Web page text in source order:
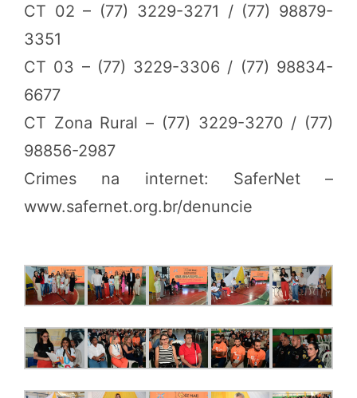
CT 02 – (77) 3229-3271 / (77) 98879-
3351
CT 03 – (77) 3229-3306 / (77) 98834-
6677
CT Zona Rural – (77) 3229-3270 / (77)
98856-2987
Crimes na internet: SaferNet –
www.safernet.org.br/denuncie